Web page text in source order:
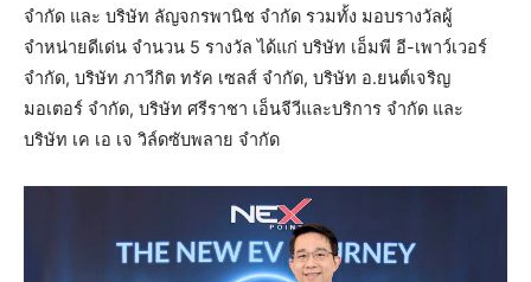
จำกัด และ บริษัท ลัญจกรพานิช จำกัด รวมทั้ง มอบรางวัลผู้
จำหน่ายดีเด่น จำนวน 5 รางวัล ได้แก่ บริษัท เอ็มพี อี-เพาว์เวอร์
จำกัด, บริษัท ภาวีกิต ทรัค เซลส์ จำกัด, บริษัท อ.ยนต์เจริญ
มอเตอร์ จำกัด, บริษัท ศรีราชา เอ็นจีวีและบริการ จำกัด และ
บริษัท เค เอ เจ วิล์ดซับพลาย จำกัด